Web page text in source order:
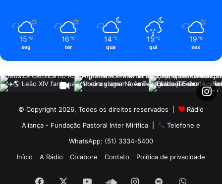
15 ℃
seg
16 ℃
ter
14 ℃
qua
15 ℃
qui
19 ℃
sex
© Copyright 2026, Todos os direitos reservados |
Rádio
Aliança - Fundação Pastoral Inter Mirífica|
Telefone e
WhatsApp: (51) 3334-5400
Início
A Rádio Colabore Contato Política de privacidade
Facebook YouTubeSoundCloud
Instagram
Spotify